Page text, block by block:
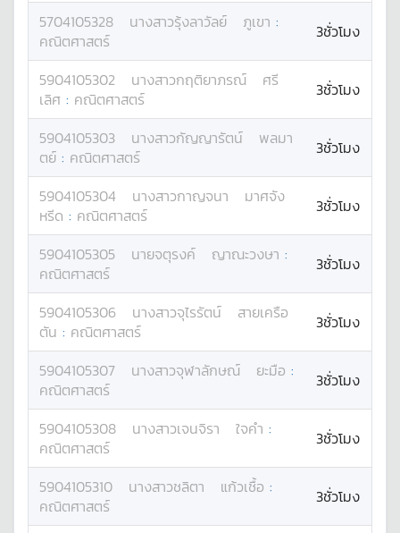
5704105328 นางสาวรุ้งลาวัลย์ ภูเขา :
คณิตศาสตร์
3ชั่วโมง
5904105302 นางสาวกฤติยาภรณ์
ศรี
เลิศ : คณิตศาสตร์ 3ชั่วโมง
5904105303 นางสาวกัญญารัตน์
พลมา
ตย์ : คณิตศาสตร์ 3ชั่วโมง
5904105304 นางสาวกาญจนา
มาศจัง
หรีด : คณิตศาสตร์ 3ชั่วโมง
5904105305 นายจตุรงค์ ญาณะวงษา :
คณิตศาสตร์
3ชั่วโมง
5904105306 นางสาวจุไรรัตน์
สายเครือ
ตัน : คณิตศาสตร์ 3ชั่วโมง
5904105307 นางสาวจุฬาลักษณ์ ยะมือ :
คณิตศาสตร์
3ชั่วโมง
5904105308 นางสาวเจนจิรา ใจคำ :
คณิตศาสตร์
3ชั่วโมง
5904105310 นางสาวชลิตา แก้วเชื้อ :
คณิตศาสตร์
3ชั่วโมง